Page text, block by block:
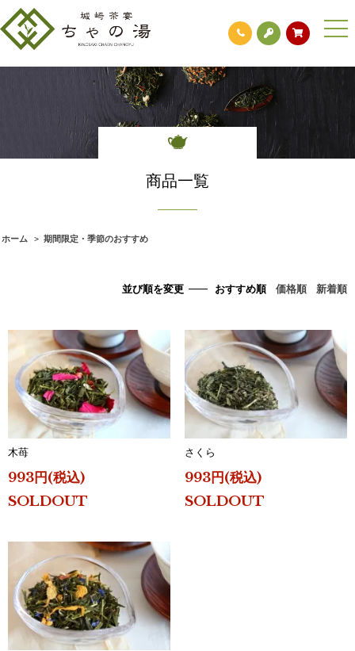
商品一覧
ホーム > 期間限定・季節のおすすめ
並び順を変更 おすすめ順 価格順 新着順
木苺
993円(税込)
SOLDOUT
さくら
993円(税込)
SOLDOUT